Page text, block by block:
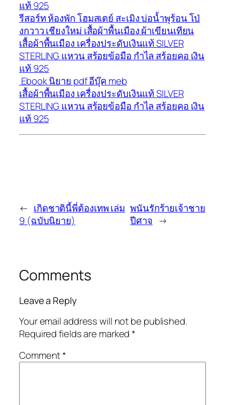
แท้ 925
รีสอร์ท ห้องพัก โฮมสเตย์ สะเมิง บ่อน้ำพุร้อน โป่
งกวาว เชียงใหม่ เสื้อผ้าพื้นเมือง ผ้าเขียนเทียน
เสื้อผ้าพื้นเมือง เครื่องประดับเงินแท้ SILVER
STERLING แหวน สร้อยข้อมือ กำไล สร้อยคอ เงิน
แท้ 925
Ebook นิยาย pdf อีบุ๊ค meb
เสื้อผ้าพื้นเมือง เครื่องประดับเงินแท้ SILVER
STERLING แหวน สร้อยข้อมือ กำไล สร้อยคอ เงิน
แท้ 925
← เกิดชาตินี้พี่ต้องเทพ เล่ม
9 (ฉบับนิยาย)
พนันรักร้ายเจ้าชาย
ปีศาจ →
Comments
Leave a Reply
Your email address will not be published.
Required fields are marked*
Comment*